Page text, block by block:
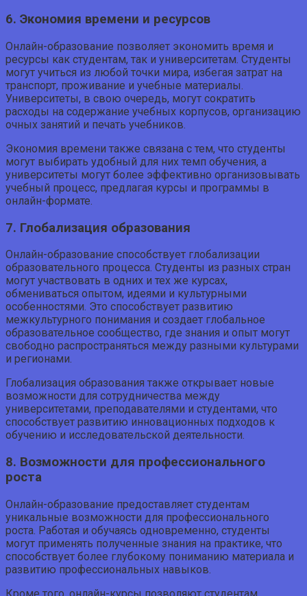
6. Экономия времени и ресурсов
Онлайн-образование позволяет экономить время и
ресурсы как студентам, так и университетам. Студенты
могут учиться из любой точки мира, избегая затрат на
транспорт, проживание и учебные материалы.
Университеты, в свою очередь, могут сократить
расходы на содержание учебных корпусов, организацию
очных занятий и печать учебников.
Экономия времени также связана с тем, что студенты
могут выбирать удобный для них темп обучения, а
университеты могут более эффективно организовывать
учебный процесс, предлагая курсы и программы в
онлайн-формате.
7. Глобализация образования
Онлайн-образование способствует глобализации
образовательного процесса. Студенты из разных стран
могут участвовать в одних и тех же курсах,
обмениваться опытом, идеями и культурными
особенностями. Это способствует развитию
межкультурного понимания и создает глобальное
образовательное сообщество, где знания и опыт могут
свободно распространяться между разными культурами
и регионами.
Глобализация образования также открывает новые
возможности для сотрудничества между
университетами, преподавателями и студентами, что
способствует развитию инновационных подходов к
обучению и исследовательской деятельности.
8. Возможности для профессионального
роста
Онлайн-образование предоставляет студентам
уникальные возможности для профессионального
роста. Работая и обучаясь одновременно, студенты
могут применять полученные знания на практике, что
способствует более глубокому пониманию материала и
развитию профессиональных навыков.